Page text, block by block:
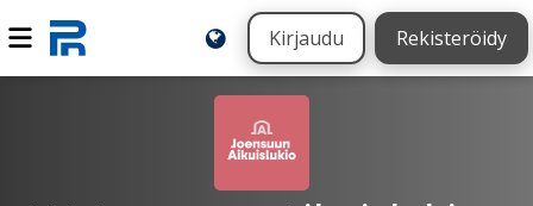
Kirjaudu Rekisteröidy